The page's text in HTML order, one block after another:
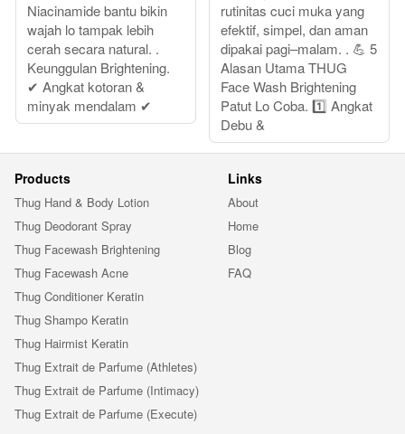
Niacinamide bantu bikin
wajah lo tampak lebih
cerah secara natural. .
Keunggulan Brightening.
✔ Angkat kotoran &
minyak mendalam ✔
rutinitas cuci muka yang
efektif, simpel, dan aman
dipakai pagi–malam. . 💪 5
Alasan Utama THUG
Face Wash Brightening
Patut Lo Coba. 1️⃣ Angkat
Debu &
Products
Thug Hand & Body Lotion
Thug Deodorant Spray
Thug Facewash Brightening
Thug Facewash Acne
Thug Conditioner Keratin
Thug Shampo Keratin
Thug Hairmist Keratin
Thug Extrait de Parfume (Athletes)
Thug Extrait de Parfume (Intimacy)
Thug Extrait de Parfume (Execute)
Links
About
Home
Blog
FAQ